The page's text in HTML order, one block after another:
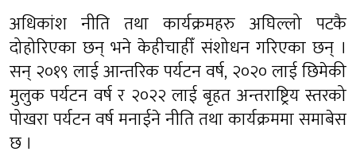
अधिकांश नीति तथा कार्यक्रमहरु अघिल्लो पटकै
दोहोरिएका छन् भने केहीचाहीँ संशोधन गरिएका छन् ।
सन् २०१९ लाई आन्तरिक पर्यटन वर्ष, २०२० लाई छिमेकी
मुलुक पर्यटन वर्ष र २०२२ लाई बृहत अन्तराष्ट्रिय स्तरको
पोखरा पर्यटन वर्ष मनाईने नीति तथा कार्यक्रममा समाबेस
छ ।